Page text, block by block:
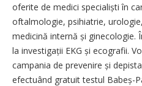
oferite de medici specialiști în
oftalmologie, psihiatrie,
medicină internă și ginecologie.
la investigații EKG și ecografii.
campania de prevenire și
efectuând gratuit testul Babeș-